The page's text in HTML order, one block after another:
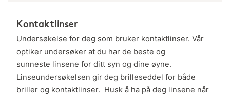
Kontaktlinser
Undersøkelse for deg som bruker kontaktlinser. Vår
optiker undersøker at du har de beste og
sunneste linsene for ditt syn og dine øyne.
Linseundersøkelsen gir deg brilleseddel for både
briller og kontaktlinser. Husk å ha på deg linsene når